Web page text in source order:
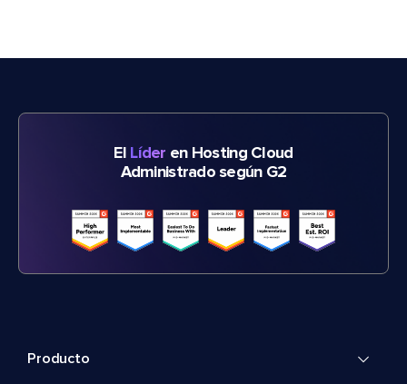
El Líder en Hosting Cloud
Administrado según G2
Producto